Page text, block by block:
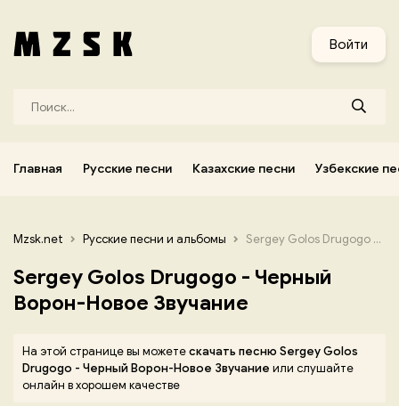
Войти
Главная Русские песни Казахские песни Узбекские
Mzsk.net Русские песни и альбомы Sergey Golos Drugogo - Черный Ворон-Новое Звучание
Sergey Golos Drugogo - Черный
Ворон-Новое Звучание
На этой странице вы можетескачать песню Sergey Golos
Drugogo - Черный Ворон-Новое Звучание или слушайте
онлайн в хорошем качестве
Узбекские песни Корейские песни